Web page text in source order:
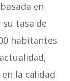
en
tasa de
habitantes
la calidad